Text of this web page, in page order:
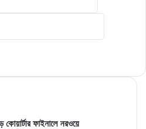
কোয়ার্টার ফাইনালে নরওয়ে